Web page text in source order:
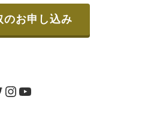
のお申し込み
インスタグラムユーチューブ